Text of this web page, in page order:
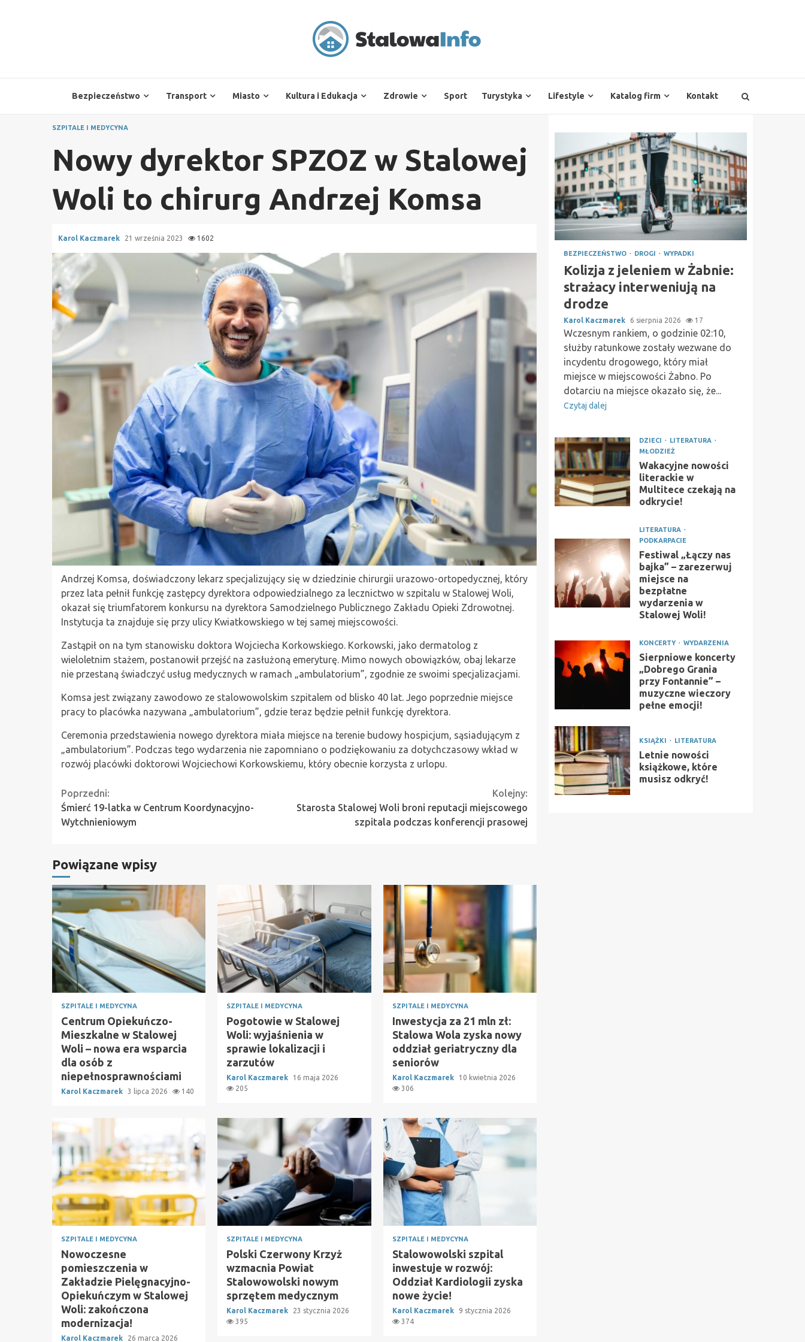
Bezpieczeństwo Transport Miasto Kultura i Edukacja Zdrowie Sport Turystyka Lifestyle Katalog firm Kontakt
SZPITALE I MEDYCYNA
Nowy dyrektor SPZOZ w Stalowej
Woli to chirurg Andrzej Komsa
Karol Kaczmarek 21 września 2023 1602
Andrzej Komsa, doświadczony lekarz specjalizujący się w dziedzinie chirurgii urazowo-ortopedycznej, który
przez lata pełnił funkcję zastępcy dyrektora odpowiedzialnego za lecznictwo w szpitalu w Stalowej Woli,
okazał się triumfatorem konkursu na dyrektora Samodzielnego Publicznego Zakładu Opieki Zdrowotnej.
Instytucja ta znajduje się przy ulicy Kwiatkowskiego w tej samej miejscowości.
Zastąpił on na tym stanowisku doktora Wojciecha Korkowskiego. Korkowski, jako dermatolog z
wieloletnim stażem, postanowił przejść na zasłużoną emeryturę. Mimo nowych obowiązków, obaj lekarze
nie przestaną świadczyć usług medycznych w ramach „ambulatorium”, zgodnie ze swoimi specjalizacjami.
Komsa jest związany zawodowo ze stalowowolskim szpitalem od blisko 40 lat. Jego poprzednie miejsce
pracy to placówka nazywana „ambulatorium”, gdzie teraz będzie pełnił funkcję dyrektora.
Ceremonia przedstawienia nowego dyrektora miała miejsce na terenie budowy hospicjum, sąsiadującym z
„ambulatorium”. Podczas tego wydarzenia nie zapomniano o podziękowaniu za dotychczasowy wkład w
rozwój placówki doktorowi Wojciechowi Korkowskiemu, który obecnie korzysta z urlopu.
Continue
Reading
Poprzedni:
Śmierć 19-latka w Centrum Koordynacyjno-
Wytchnieniowym
Kolejny:
Starosta Stalowej Woli broni reputacji miejscowego
szpitala podczas konferencji prasowej
Powiązane wpisy
SZPITALE I MEDYCYNA
Centrum Opiekuńczo-
Mieszkalne w Stalowej
Woli – nowa era wsparcia
dla osób z
niepełnosprawnościami
Karol Kaczmarek 3 lipca 2026 140
SZPITALE I MEDYCYNA
Pogotowie w Stalowej
Woli: wyjaśnienia w
sprawie lokalizacji i
zarzutów
Karol Kaczmarek
16 maja 2026
205
SZPITALE I MEDYCYNA
Inwestycja za 21 mln zł:
Stalowa Wola zyska nowy
oddział geriatryczny dla
seniorów
Karol Kaczmarek
10 kwietnia 2026
306
SZPITALE I MEDYCYNA
Nowoczesne
pomieszczenia w
Zakładzie Pielęgnacyjno-
Opiekuńczym w Stalowej
Woli: zakończona
modernizacja!
Karol Kaczmarek 26 marca 2026
SZPITALE I MEDYCYNA
Polski Czerwony Krzyż
wzmacnia Powiat
Stalowowolski nowym
sprzętem medycznym
Karol Kaczmarek
23 stycznia 2026
395
SZPITALE I MEDYCYNA
Stalowowolski szpital
inwestuje w rozwój:
Oddział Kardiologii zyska
nowe życie!
Karol Kaczmarek
9 stycznia 2026
374
BEZPIECZEŃSTWO DROGI WYPADKI
Kolizja z jeleniem w Żabnie:
strażacy interweniują na
drodze
Karol Kaczmarek 6 sierpnia 2026 17
Wczesnym rankiem, o godzinie 02:10,
służby ratunkowe zostały wezwane do
incydentu drogowego, który miał
miejsce w miejscowości Żabno. Po
dotarciu na miejsce okazało się, że...
Czytaj dalej
DZIECI
LITERATURA
MŁODZIEŻ
Wakacyjne nowości
literackie w
Multitece czekają na
odkrycie!
LITERATURA
PODKARPACIE
Festiwal „Łączy nas
bajka” – zarezerwuj
miejsce na
bezpłatne
wydarzenia w
Stalowej Woli!
KONCERTY WYDARZENIA
Sierpniowe koncerty
„Dobrego Grania
przy Fontannie” –
muzyczne wieczory
pełne emocji!
KSIĄŻKI LITERATURA
Letnie nowości
książkowe, które
musisz odkryć!